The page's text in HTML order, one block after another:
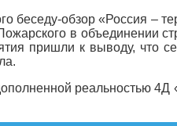
беседу-обзор «Россия –
в объединении
пришли к выводу, что
реальностью